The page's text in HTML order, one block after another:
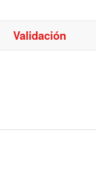
Validación